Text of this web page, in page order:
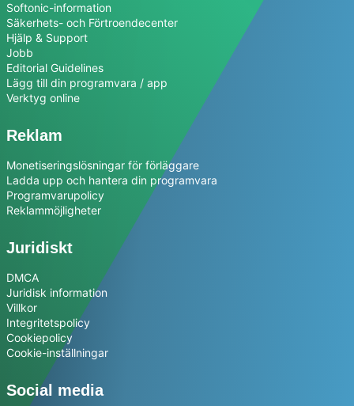
Softonic-information
Säkerhets- och Förtroendecenter
Hjälp & Support
Jobb
Editorial Guidelines
Lägg till din programvara / app
Verktyg online
Reklam
Monetiseringslösningar för förläggare
Ladda upp och hantera din programvara
Programvarupolicy
Reklammöjligheter
Juridiskt
DMCA
Juridisk information
Villkor
Integritetspolicy
Cookiepolicy
Cookie-inställningar
Social media